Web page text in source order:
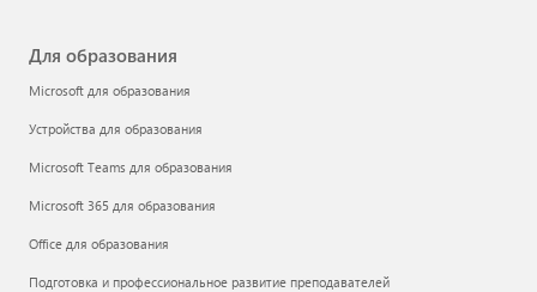
Для образования
Microsoft для образования
Устройства для образования
Microsoft Teams для образования
Microsoft 365 для образования
Office для образования
Подготовка и профессиональное развитие преподавателей